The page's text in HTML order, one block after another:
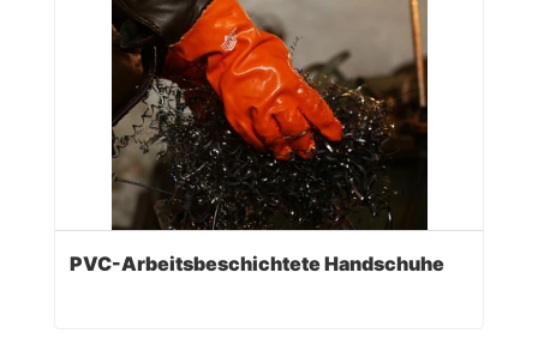
PVC-Arbeitsbeschichtete Handschuhe